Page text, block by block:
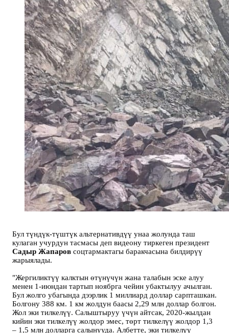
Бул түндүк-түштүк альтернативдүү унаа жолунда таш
кулаган учурдун тасмасы деп видеону тиркеген президент
Садыр Жапаров соцтармактагы баракчасына билдирүү
жарыялады.
"Жергиликтүү калктын өтүнүчүн жана талабын эске алуу
менен 1-июндан тартып ноябрга чейин убактылуу ачылган.
Бул жолго убагында дээрлик 1 миллиард доллар сарпташкан.
Болгону 388 км. 1 км жолдун баасы 2,29 млн доллар болгон.
Жол эки тилкелүү. Салыштыруу үчүн айтсак, 2020-жылдан
кийин эки тилкелүү жолдор эмес, төрт тилкелүү жолдор 1,3
– 1,5 млн долларга салынууда. Албетте, эки тилкелүү